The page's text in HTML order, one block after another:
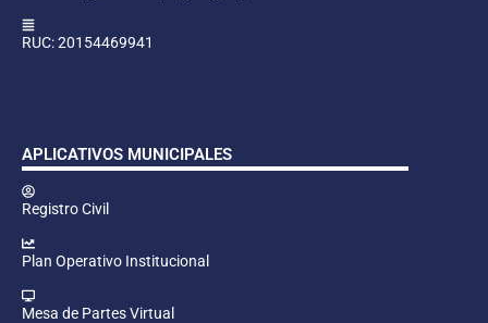
RUC: 20154469941
APLICATIVOS MUNICIPALES
Registro Civil
Plan Operativo Institucional
Mesa de Partes Virtual